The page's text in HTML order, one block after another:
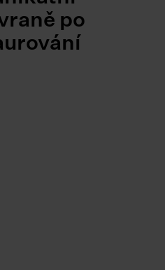
po